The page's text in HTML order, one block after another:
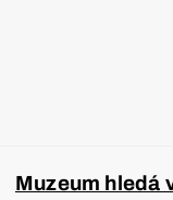
Muzeum hledá